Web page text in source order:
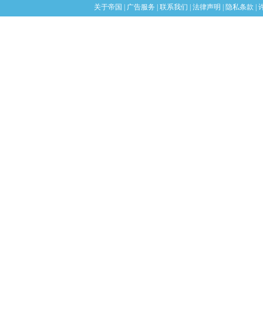
关于帝国 广告服务 联系我们 法律声明 隐私条款